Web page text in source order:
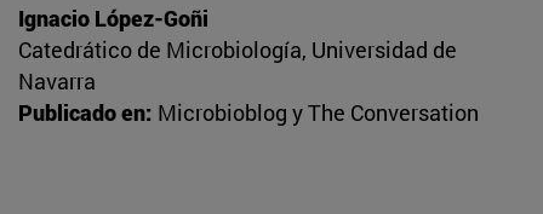
Ignacio López-Goñi
Catedrático de Microbiología, Universidad de
Navarra
Publicado en: Microbioblog y The Conversation